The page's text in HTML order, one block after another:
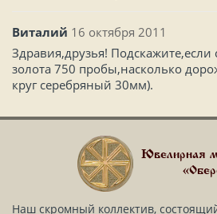
Виталий 16 октября 2011
Здравия,друзья! Подскажите,если
золота 750 пробы,насколько
круг серебряный 30мм).
Ювелирная
Наш скромный коллектив,